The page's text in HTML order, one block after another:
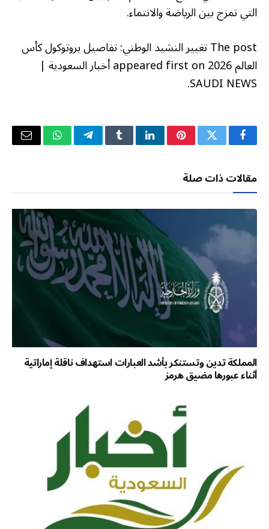
التي تمزج بين الرياضة والانتماء.
The post تغيير النشيد الوطني: تفاصيل بروتوكول كأس
العالم 2026 appeared first on أخبار السعودية |
SAUDI NEWS.
فيسبوكتويتر بينتيريستلينكدإنTumblrتيلقرامواتسابالبريد
مقالات ذات صلة
المملكة تدين وتستنكر بأشد العبارات استهداف ناقلة إماراتية
أثناء عبورها مضيق هرمز